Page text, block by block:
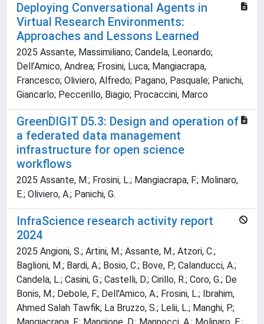
Deploying Conversational Agents in
Virtual Research Environments:
Approaches and Lessons Learned
2025 Assante, Massimiliano; Candela, Leonardo;
Dell’Amico, Andrea; Frosini, Luca; Mangiacrapa,
Francesco; Oliviero, Alfredo; Pagano, Pasquale; Panichi,
Giancarlo; Peccerillo, Biagio; Procaccini, Marco
GreenDIGIT D5.3: Design and operation of
a federated data management
infrastructure for open science
workflows
2025 Assante, M.; Frosini, L.; Mangiacrapa, F.; Molinaro,
E.; Oliviero, A.; Panichi, G.
InfraScience research activity report
2024
2025 Angioni, S.; Artini, M.; Assante, M.; Atzori, C.;
Baglioni, M.; Bardi, A.; Bosio, C.; Bove, P.; Calanducci, A.;
Candela, L.; Casini, G.; Castelli, D.; Cirillo, R.; Coro, G.; De
Bonis, M.; Debole, F.; Dell'Amico, A.; Frosini, L.; Ibrahim,
Ahmed Salah Tawfik; La Bruzzo, S.; Lelii, L.; Manghi, P.;